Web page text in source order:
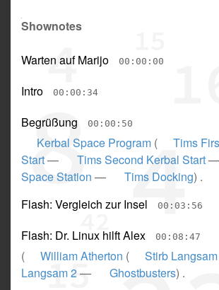
Shownotes
Warten auf Marijo 00:00:00
Intro 00:00:34
Begrüßung 00:00:50
Kerbal Space Program (
Tims
Start— Tims Second Kerbal Start—
Space Station — Tims Docking) .
Flash: Vergleich zur Insel
00:03:56
Flash: Dr. Linux hilft Alex 00:08:47
( William Atherton ( Stirb Langsam
Langsam 2 — Ghostbusters) .